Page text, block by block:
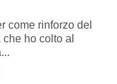
come rinforzo del
ho colto al